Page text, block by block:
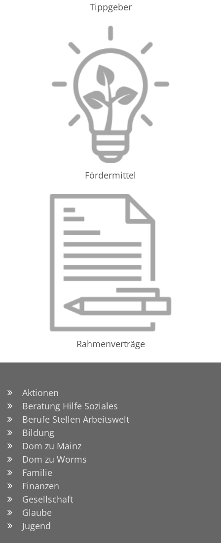
Tippgeber
Fördermittel
Rahmenverträge
Aktionen
Beratung Hilfe Soziales
Berufe Stellen Arbeitswelt
Bildung
Dom zu Mainz
Dom zu Worms
Familie
Finanzen
Gesellschaft
Glaube
Jugend